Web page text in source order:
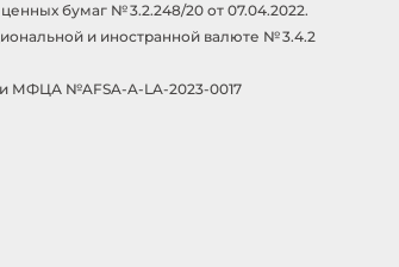
бумаг № 3.2.248/20 от 07.04.2022.
и иностранной валюте № 3.4.2
МФЦА №AFSA-A-LA-2023-0017